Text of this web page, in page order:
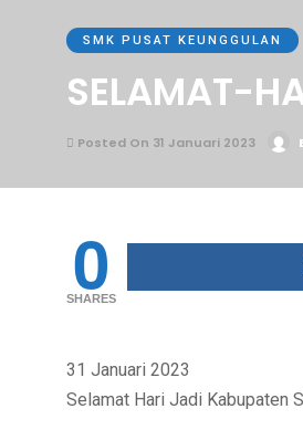
SMK PUSAT KEUNGGULAN
SELAMAT-
Posted On 31 Januari 2023
0
SHARES
31 Januari 2023
Selamat Hari Jadi Kabupaten